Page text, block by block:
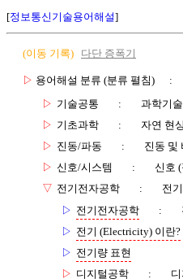
[정보통신기술용어해설]
(이동 기록) 다단 증폭기
▷ 용어해설 분류 (분류 펼침)
:
▷ 기술공통 :
과학기
▷ 기초과학 :
자연 현
▷ 진동/파동 :
진동 및
▷ 신호/시스템 :
신호
▽ 전기전자공학 :
전
▷ 전기전자공학 :
▷ 전기 (Electricity) 이란?
▷ 전기량 표현
▷ 디지털공학 :